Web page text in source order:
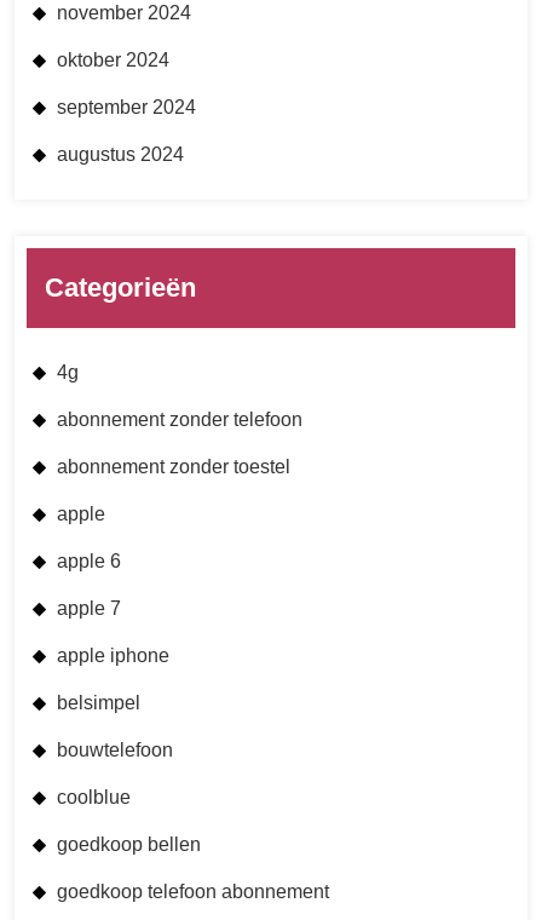
november 2024
oktober 2024
september 2024
augustus 2024
Categorieën
4g
abonnement zonder telefoon
abonnement zonder toestel
apple
apple 6
apple 7
apple iphone
belsimpel
bouwtelefoon
coolblue
goedkoop bellen
goedkoop telefoon abonnement